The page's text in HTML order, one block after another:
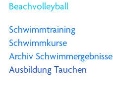
Beachvolleyball
Schwimmtraining
Schwimmkurse
Archiv Schwimmergebnisse
Ausbildung Tauchen